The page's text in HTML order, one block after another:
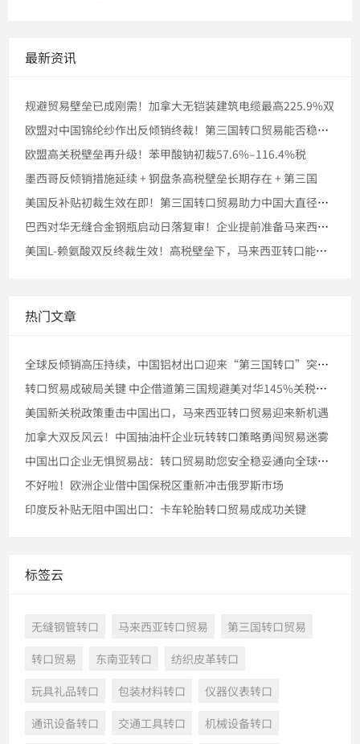
最新资讯
规避贸易壁垒已成刚需！加拿大无铠装建筑电缆最高225.9%双
欧盟对中国锦纶纱作出反倾销终裁！第三国转口贸易能否稳住市场份
欧盟高关税壁垒再升级！苯甲酸钠初裁57.6%–116.4%税
墨西哥反倾销措施延续 + 钢盘条高税壁垒长期存在 + 第三国
美国反补贴初裁生效在即！第三国转口贸易助力中国大直径石墨电极
巴西对华无缝合金钢瓶启动日落复审！企业提前准备马来西亚转口的
美国L-赖氨酸双反终裁生效！高税壁垒下，马来西亚转口能否稳住
热门文章
全球反倾销高压持续，中国铝材出口迎来“第三国转口”突破窗口
转口贸易成破局关键 中企借道第三国规避美对华145%关税壁垒
美国新关税政策重击中国出口，马来西亚转口贸易迎来新机遇
加拿大双反风云！中国抽油杆企业玩转转口策略勇闯贸易迷雾
中国出口企业无惧贸易战：转口贸易助您安全稳妥通向全球市场
不好啦！欧洲企业借中国保税区重新冲击俄罗斯市场
印度反补贴无阻中国出口：卡车轮胎转口贸易成成功关键
标签云
无缝钢管转口 马来西亚转口贸易
第三国转口贸易
转口贸易
东南亚转口
纺织皮革转口
玩具礼品转口
包装材料转口
仪器仪表转口
通讯设备转口
交通工具转口 机械设备转口